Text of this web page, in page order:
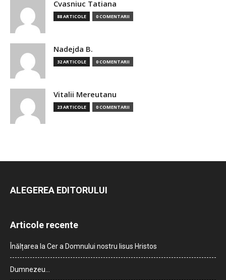
Cvasniuc Tatiana
88 ARTICOLE 0 COMENTARII
Nadejda B.
32 ARTICOLE 0 COMENTARII
Vitalii Mereutanu
23 ARTICOLE 0 COMENTARII
ALEGEREA EDITORULUI
Articole recente
Înălțarea la Cer a Domnului nostru Iisus Hristos
Dumnezeu…